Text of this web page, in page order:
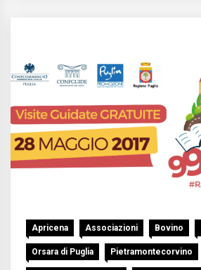
Apricena Associazioni Bovino
Orsara di Puglia Pietramontecorvino